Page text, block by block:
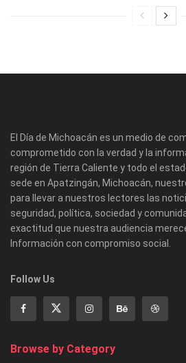
El Día de Michoacán es un medio de
comprometido con la verdad y la
región de Tierra Caliente y todo el
sede en Apatzingán, Michoacán,
para llevar a nuestros lectores las
seguridad, política, sociedad y
exactitud que nuestra audiencia
Información con compromiso social.
Follow Us
Browse by Category